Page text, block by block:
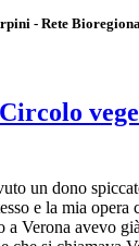
- Rete
un dono
e la mia opera
Verona avevo